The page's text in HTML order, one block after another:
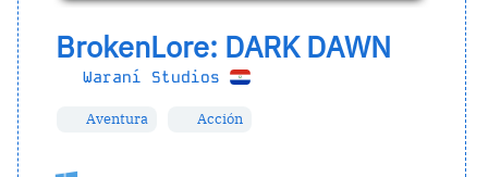
BrokenLore: DARK DAWN
Waraní Studios
Aventura Acción